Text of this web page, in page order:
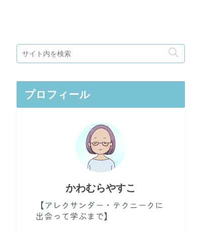
プロフィール
かわむらやすこ
【アレクサンダー・テクニークに
出会って学ぶまで】